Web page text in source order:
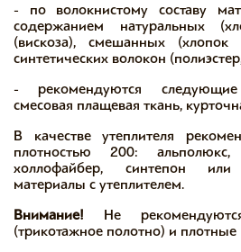
- по волокнистому составу
содержанием натуральных
(вискоза), смешанных
синтетических волокон
- рекомендуются
смесовая плащевая ткань,
В качестве утеплителя
плотностью 200: альполюкс,
холлофайбер, синтепон
материалы с утеплителем.
Внимание! Не
(трикотажное полотно) и